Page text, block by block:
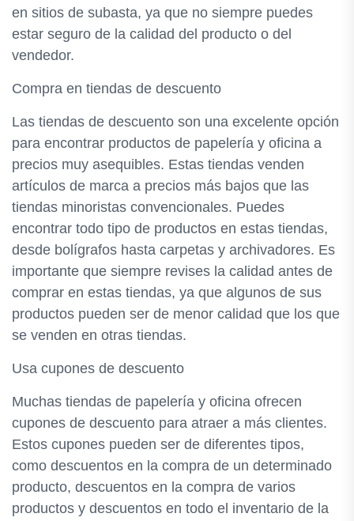
en sitios de subasta, ya que no siempre puedes
estar seguro de la calidad del producto o del
vendedor.
Compra en tiendas de descuento
Las tiendas de descuento son una excelente opción
para encontrar productos de papelería y oficina a
precios muy asequibles. Estas tiendas venden
artículos de marca a precios más bajos que las
tiendas minoristas convencionales. Puedes
encontrar todo tipo de productos en estas tiendas,
desde bolígrafos hasta carpetas y archivadores. Es
importante que siempre revises la calidad antes de
comprar en estas tiendas, ya que algunos de sus
productos pueden ser de menor calidad que los que
se venden en otras tiendas.
Usa cupones de descuento
Muchas tiendas de papelería y oficina ofrecen
cupones de descuento para atraer a más clientes.
Estos cupones pueden ser de diferentes tipos,
como descuentos en la compra de un determinado
producto, descuentos en la compra de varios
productos y descuentos en todo el inventario de la